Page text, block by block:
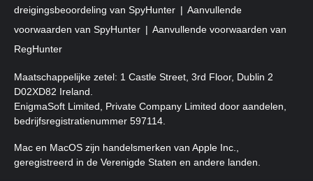
dreigingsbeoordeling van SpyHunter
Aanvullende
voorwaarden van SpyHunter
Aanvullende voorwaarden van
RegHunter
Maatschappelijke zetel: 1 Castle Street, 3rd Floor, Dublin 2
D02XD82 Ireland.
EnigmaSoft Limited, Private Company Limited door aandelen,
bedrijfsregistratienummer 597114.
Mac en MacOS zijn handelsmerken van Apple Inc.,
geregistreerd in de Verenigde Staten en andere landen.